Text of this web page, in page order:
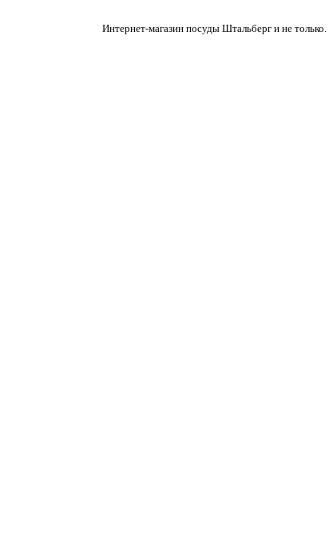
Интернет-магазин посуды Штальберг и не только.